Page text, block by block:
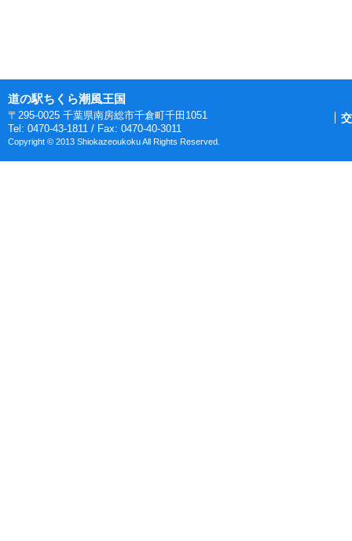
道の駅ちくら潮風王国
〒295-0025 千葉県南房総市千倉町千田1051
Tel: 0470-43-1811 / Fax: 0470-40-3011
Copyright © 2013 Shiokazeoukoku All Rights Reserved.